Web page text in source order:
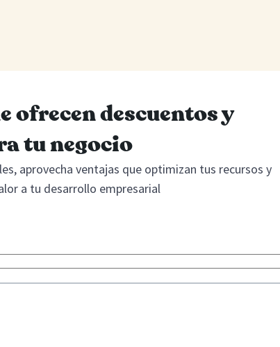
ofrecen descuentos y
tu negocio
aprovecha ventajas que optimizan tus recursos y
a tu desarrollo empresarial